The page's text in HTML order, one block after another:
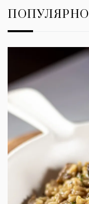
ПОПУЛЯРНО